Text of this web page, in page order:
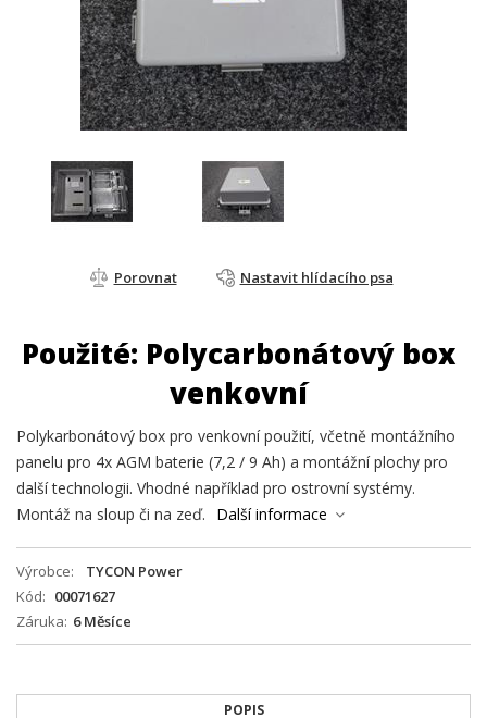
Porovnat Nastavit hlídacího psa
Použité: Polycarbonátový box
venkovní
Polykarbonátový box pro venkovní použití, včetně montážního
panelu pro 4x AGM baterie (7,2 / 9 Ah) a montážní plochy pro
další technologii. Vhodné například pro ostrovní systémy.
Montáž na sloup či na zeď.
Další informace
Výrobce
TYCON Power
Kód
00071627
Záruka 6 Měsíce
POPIS